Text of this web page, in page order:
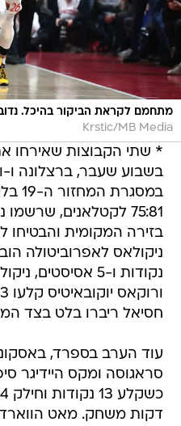
מתחמם לקראת הביקור בהיכל.
Krstic/MB Media
* שתי הקבוצות שאירחו
בשבוע שעבר, ברצלונה ו-
75:81 לקטלאנים,
בזירה המקומית
ורוקאס יוקובאיטיס קלעו 13 כל אחד.
חסיאל ריברו בלט בצד המפסיד
סראגוסה ומקס היידיגר